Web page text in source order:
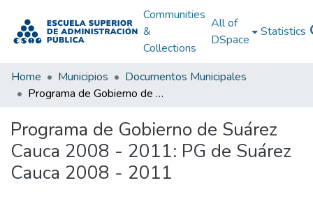
Communities
&
Collections
All of
DSpace
Statistics
Home Municipios
Documentos Municipales
Programa de Gobierno de Suárez Cauca 2008 - 2011: PG de Suárez Cauca 2008 - 2011
Programa de Gobierno de Suárez
Cauca 2008 - 2011: PG de Suárez
Cauca 2008 - 2011